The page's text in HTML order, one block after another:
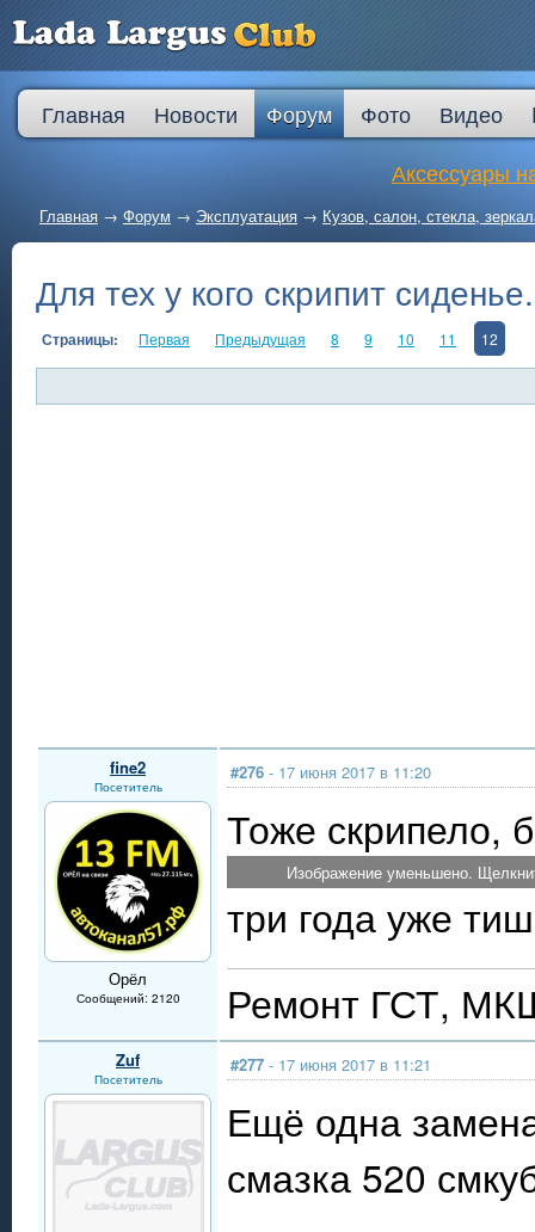
Главная Новости Форум Фото Видео
Аксессуары
Главная → Форум → Эксплуатация → Кузов, салон, стекла,
Для тех у кого скрипит сиденье.
Страницы: Первая Предыдущая 8 9 10 11 12
fine2
Посетитель
Орёл
Сообщений: 2120
#276 - 17 июня 2017 в 11:20
Тоже скрипело,
Изображение уменьшено.
три года уже
Ремонт ГСТ,
Zuf
Посетитель
#277 - 17 июня 2017 в 11:21
Ещё одна
смазка 520